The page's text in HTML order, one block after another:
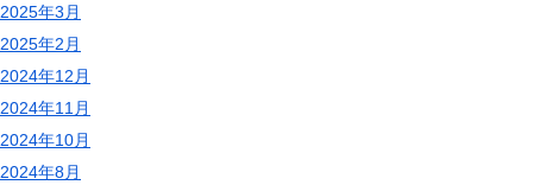
2025年3月
2025年2月
2024年12月
2024年11月
2024年10月
2024年8月